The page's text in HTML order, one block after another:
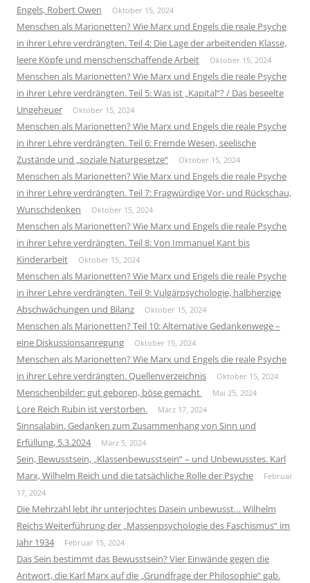
Engels, Robert Owen
Oktober 15, 2024
Menschen als Marionetten? Wie Marx und Engels die reale Psyche
in ihrer Lehre verdrängten. Teil 4: Die Lage der arbeitenden Klasse,
leere Köpfe und menschenschaffende Arbeit
Oktober 15, 2024
Menschen als Marionetten? Wie Marx und Engels die reale Psyche
in ihrer Lehre verdrängten. Teil 5: Was ist „Kapital“? / Das beseelte
Ungeheuer
Oktober 15, 2024
Menschen als Marionetten? Wie Marx und Engels die reale Psyche
in ihrer Lehre verdrängten. Teil 6: Fremde Wesen, seelische
Zustände und „soziale Naturgesetze“
Oktober 15, 2024
Menschen als Marionetten? Wie Marx und Engels die reale Psyche
in ihrer Lehre verdrängten. Teil 7: Fragwürdige Vor- und Rückschau,
Wunschdenken
Oktober 15, 2024
Menschen als Marionetten? Wie Marx und Engels die reale Psyche
in ihrer Lehre verdrängten. Teil 8: Von Immanuel Kant bis
Kinderarbeit
Oktober 15, 2024
Menschen als Marionetten? Wie Marx und Engels die reale Psyche
in ihrer Lehre verdrängten. Teil 9: Vulgärpsychologie, halbherzige
Abschwächungen und Bilanz
Oktober 15, 2024
Menschen als Marionetten? Teil 10: Alternative Gedankenwege –
eine Diskussionsanregung
Oktober 15, 2024
Menschen als Marionetten? Wie Marx und Engels die reale Psyche
in ihrer Lehre verdrängten. Quellenverzeichnis
Oktober 15, 2024
Menschenbilder: gut geboren, böse gemacht Mai 25, 2024
Lore Reich Rubin ist verstorben. März 17, 2024
Sinnsalabin. Gedanken zum Zusammenhang von Sinn und
Erfüllung, 5.3.2024
März 5, 2024
Sein, Bewusstsein, „Klassenbewusstsein“ – und Unbewusstes. Karl
Marx, Wilhelm Reich und die tatsächliche Rolle der Psyche
Februar
17, 2024
Die Mehrzahl lebt ihr unterjochtes Dasein unbewusst… Wilhelm
Reichs Weiterführung der „Massenpsychologie des Faschismus“ im
Jahr 1934
Februar 15, 2024
Das Sein bestimmt das Bewusstsein? Vier Einwände gegen die
Antwort, die Karl Marx auf die „Grundfrage der Philosophie“ gab.